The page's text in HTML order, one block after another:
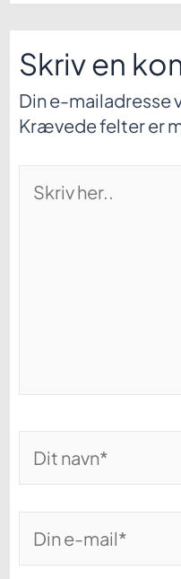
Skriv en
Din e-mailadresse
Krævede felter er
her..
navn*
e-
mail*